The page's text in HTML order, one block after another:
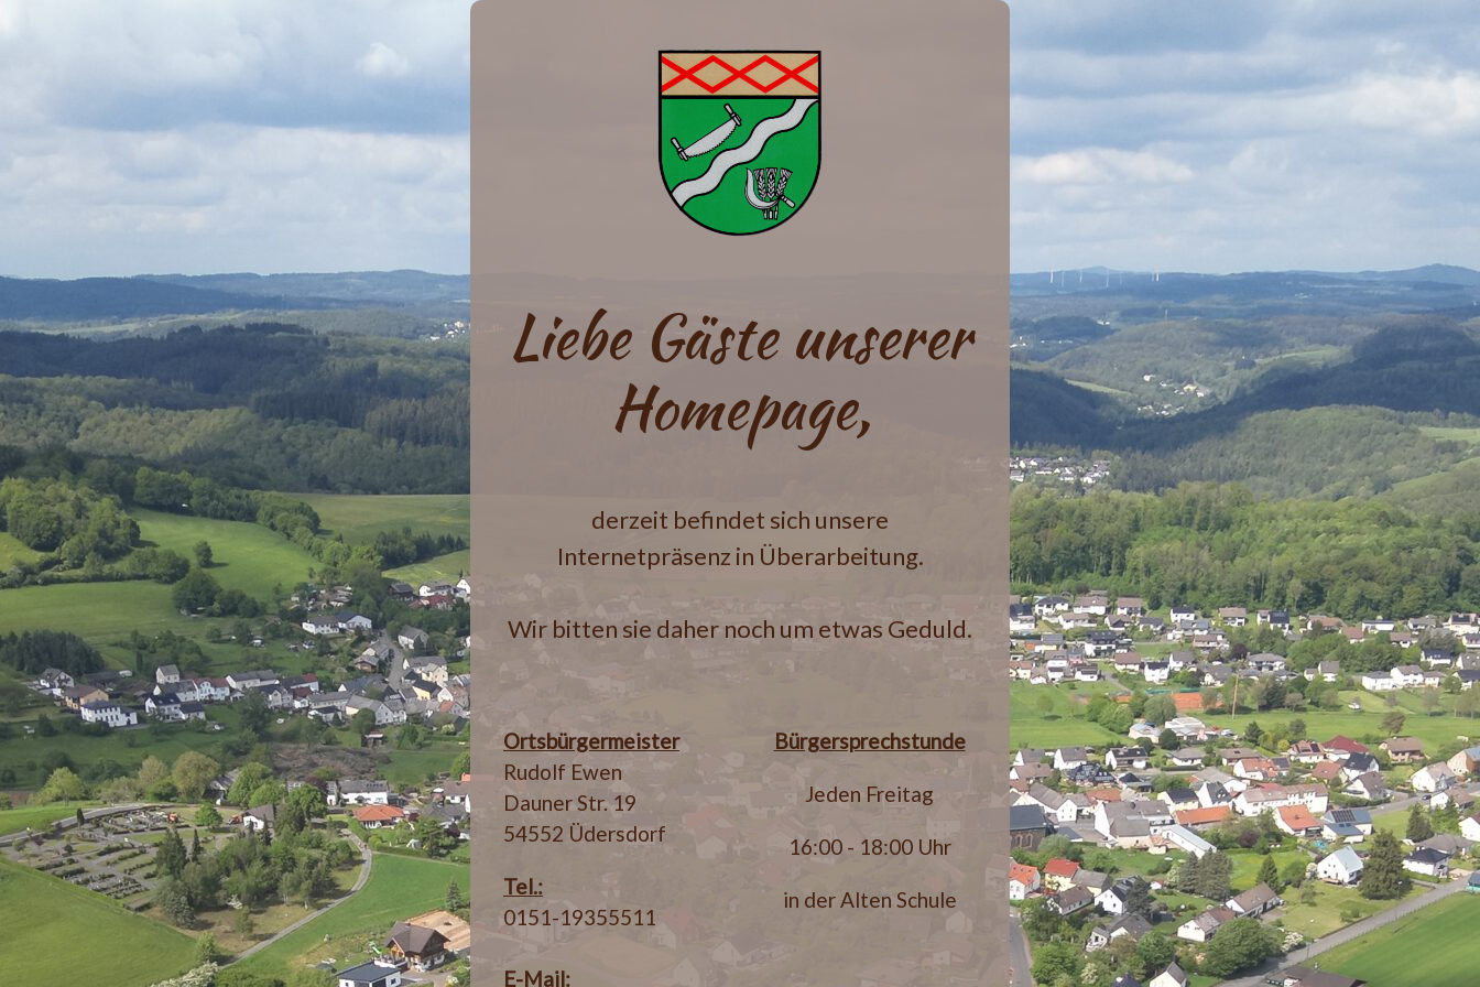
Liebe Gäste unserer
Homepage,
derzeit befindet sich unsere
Internetpräsenz in Überarbeitung.
Wir bitten sie daher noch um etwas Geduld.
Ortsbürgermeister
Rudolf Ewen
Dauner Str. 19
54552 Üdersdorf
Tel.:
0151-19355511
E-Mail:
Bürgersprechstunde
Jeden Freitag
16:00 - 18:00 Uhr
in der Alten Schule